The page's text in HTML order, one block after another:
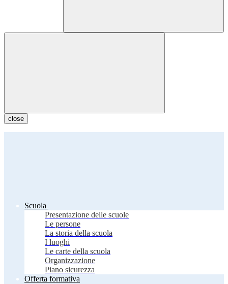
close
Scuola
Presentazione delle scuole
Le persone
La storia della scuola
I luoghi
Le carte della scuola
Organizzazione
Piano sicurezza
Offerta formativa